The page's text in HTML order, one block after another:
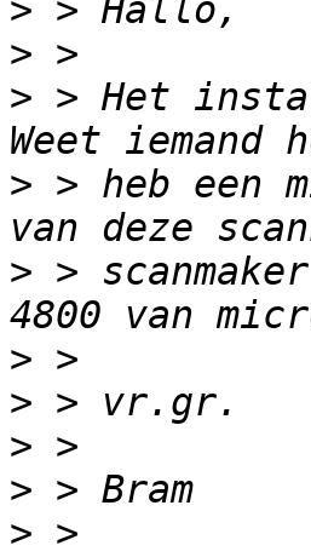
>
>
> > Het
> > heb een
> >
>
>
>
>
>